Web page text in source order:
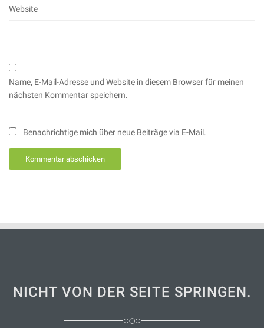
Website
Name, E-Mail-Adresse und Website in diesem Browser für meinen
nächsten Kommentar speichern.
Benachrichtige mich über neue Beiträge via E-Mail.
NICHT VON DER SEITE SPRINGEN.